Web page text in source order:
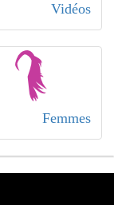
Vidéos
Femmes